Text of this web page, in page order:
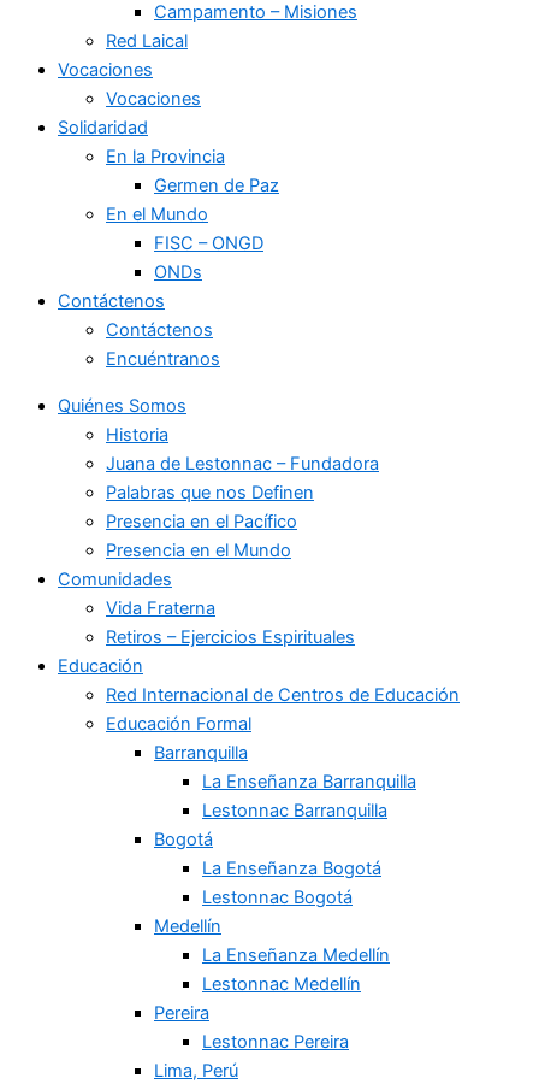
Campamento – Misiones
Red Laical
Vocaciones
Vocaciones
Solidaridad
En la Provincia
Germen de Paz
En el Mundo
FISC – ONGD
ONDs
Contáctenos
Contáctenos
Encuéntranos
Quiénes Somos
Historia
Juana de Lestonnac – Fundadora
Palabras que nos Definen
Presencia en el Pacífico
Presencia en el Mundo
Comunidades
Vida Fraterna
Retiros – Ejercicios Espirituales
Educación
Red Internacional de Centros de Educación
Educación Formal
Barranquilla
La Enseñanza Barranquilla
Lestonnac Barranquilla
Bogotá
La Enseñanza Bogotá
Lestonnac Bogotá
Medellín
La Enseñanza Medellín
Lestonnac Medellín
Pereira
Lestonnac Pereira
Lima, Perú